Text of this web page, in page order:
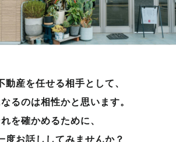
動産を任せる相手として、
るのは相性かと思います。
を確かめるために、
度お話ししてみませんか？